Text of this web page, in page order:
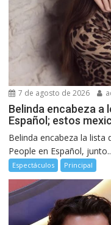
7 de agosto de 2026
Belinda encabeza a
Español; estos
Belinda encabeza la lista
People en Español,
Espectáculos Principal